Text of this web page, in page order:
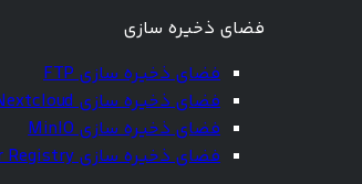
فضای ذخیره سازی
فضای ذخیره سازی FTP
فضای ذخیره سازی Nextcloud
فضای ذخیره سازی MinIO
فضای ذخیره سازی Docker Registry